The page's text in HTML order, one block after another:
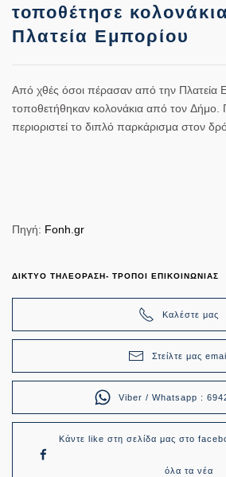
τοποθέτησε
Πλατεία Εμπορίου
Από χθές όσοι πέρασαν από την Πλατεία
τοποθετήθηκαν κολονάκια από τον Δήμο.
περιοριστεί το διπλό παρκάρισμα στον
Πηγή: Fonh.gr
ΔΙΚΤΥΟ ΤΗΛΕΟΡΑΣΗ- ΤΡΟΠΟΙ ΕΠΙΚΟΙΝΩΝΙΑΣ
Καλέστε μας
Στείλτε μας
Viber / Whatsapp :
Κάντε like στη σελίδα μας στο
όλα τα νέα